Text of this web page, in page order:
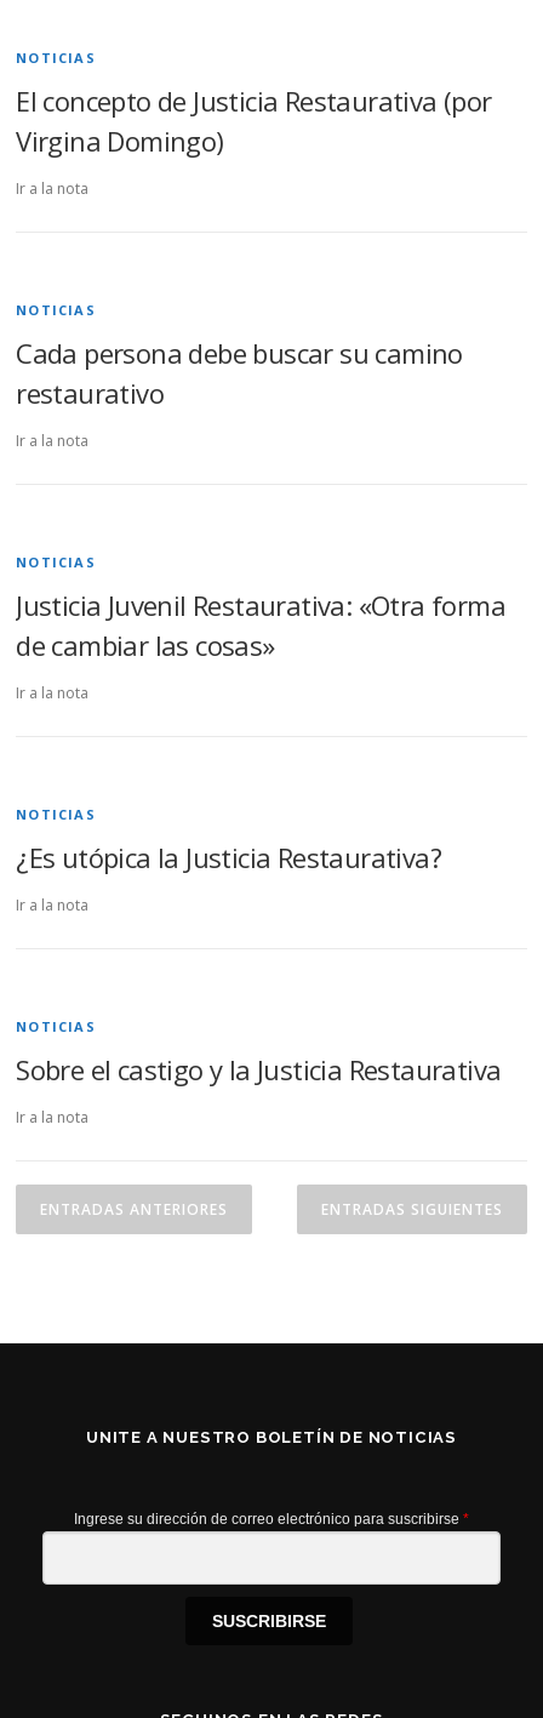
NOTICIAS
El concepto de Justicia Restaurativa (por
Virgina Domingo)
Ir a la nota
NOTICIAS
Cada persona debe buscar su camino
restaurativo
Ir a la nota
NOTICIAS
Justicia Juvenil Restaurativa: «Otra forma
de cambiar las cosas»
Ir a la nota
NOTICIAS
¿Es utópica la Justicia Restaurativa?
Ir a la nota
NOTICIAS
Sobre el castigo y la Justicia Restaurativa
Ir a la nota
N
v
ENTRADAS ANTERIORES ENTRADAS SIGUIENTES
UNITE A NUESTRO BOLETÍN DE NOTICIAS
Ingrese su dirección de correo electrónico para suscribirse *
SUSCRIBIRSE